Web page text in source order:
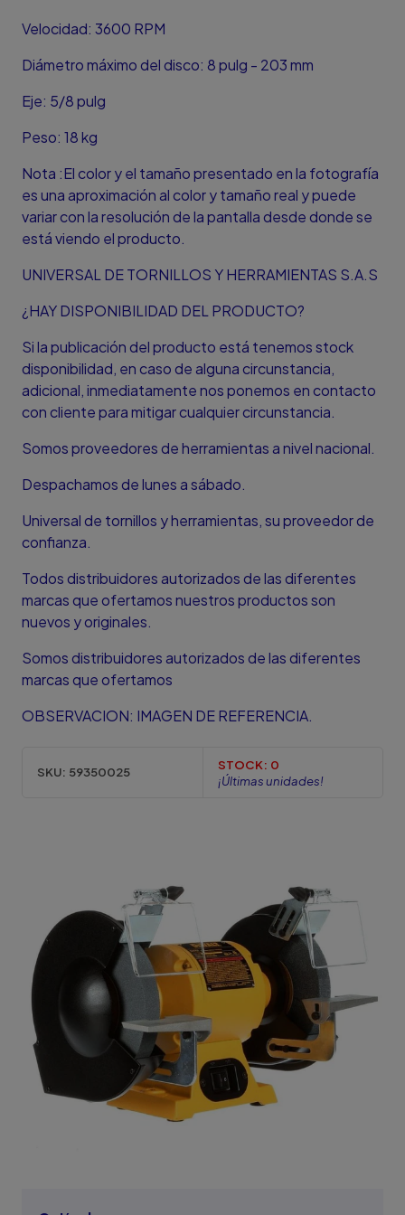
Velocidad: 3600 RPM
Diámetro máximo del disco: 8 pulg - 203 mm
Eje: 5/8 pulg
Peso: 18 kg
Nota :El color y el tamaño presentado en la fotografía
es una aproximación al color y tamaño real y puede
variar con la resolución de la pantalla desde donde se
está viendo el producto.
UNIVERSAL DE TORNILLOS Y HERRAMIENTAS S.A.S
¿HAY DISPONIBILIDAD DEL PRODUCTO?
Si la publicación del producto está tenemos stock
disponibilidad, en caso de alguna circunstancia,
adicional, inmediatamente nos ponemos en contacto
con cliente para mitigar cualquier circunstancia.
Somos proveedores de herramientas a nivel nacional.
Despachamos de lunes a sábado.
Universal de tornillos y herramientas, su proveedor de
confianza.
Todos distribuidores autorizados de las diferentes
marcas que ofertamos nuestros productos son
nuevos y originales.
Somos distribuidores autorizados de las diferentes
marcas que ofertamos
OBSERVACION: IMAGEN DE REFERENCIA.
SKU: 59350025 STOCK: 0
¡Últimas unidades!